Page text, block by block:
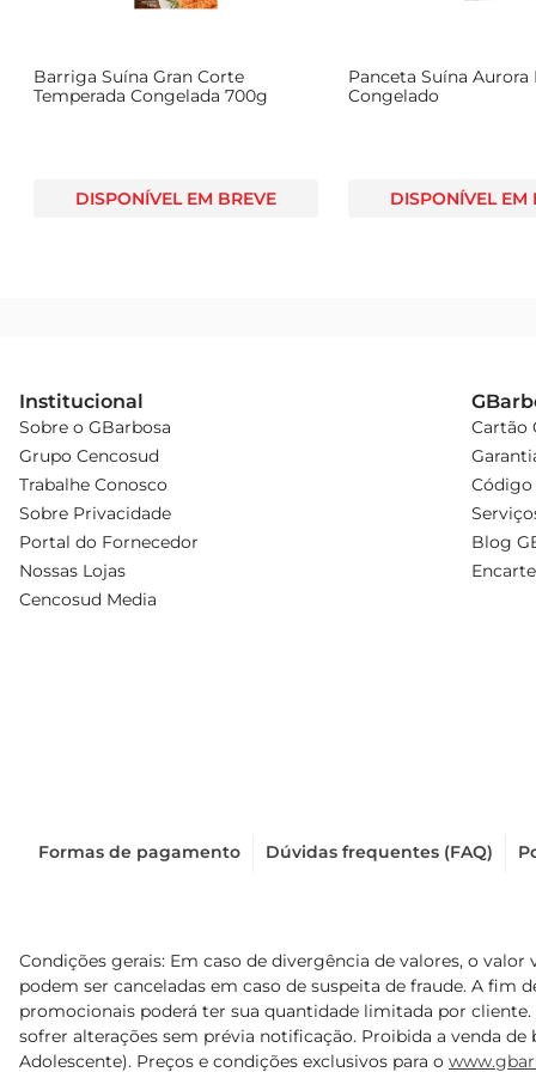
Barriga Suína Gran Corte
Temperada Congelada 700g
DISPONÍVEL EM BREVE
Panceta Suína
Congelado
DISPONÍVEL EM
Institucional
Sobre o GBarbosa
Grupo Cencosud
Trabalhe Conosco
Sobre Privacidade
Portal do Fornecedor
Nossas Lojas
Cencosud Media
Cartão
Código
Blog
Formas de pagamento Dúvidas frequentes (FAQ)
Condições gerais: Em caso de divergência de valores, o
podem ser canceladas em caso de suspeita de fraude. A
promocionais poderá ter sua quantidade limitada por
sofrer alterações sem prévia notificação. Proibida a venda de
Adolescente). Preços e condições exclusivos para o